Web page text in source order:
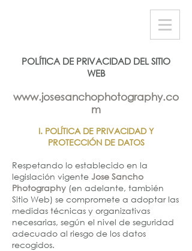
POLÍTICA DE PRIVACIDAD DEL SITIO
WEB
www.josesanchophotography.co
m
I. POLÍTICA DE PRIVACIDAD Y
PROTECCIÓN DE DATOS
Respetando lo establecido en la
legislación vigente Jose Sancho
Photography (en adelante, también
Sitio Web) se compromete a adoptar las
medidas técnicas y organizativas
necesarias, según el nivel de seguridad
adecuado al riesgo de los datos
recogidos.